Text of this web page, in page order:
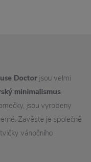
Doctor jsou velmi
minimalismus.
jsou vyrobeny
Zavěste je společně
vánočního